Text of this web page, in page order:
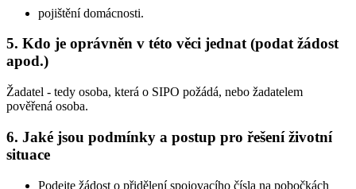
pojištění domácnosti.
5. Kdo je oprávněn v této věci jednat (podat žádost
apod.)
Žadatel - tedy osoba, která o SIPO požádá, nebo žadatelem
pověřená osoba.
6. Jaké jsou podmínky a postup pro řešení životní
situace
Podejte žádost o přidělení spojovacího čísla na pobočkách